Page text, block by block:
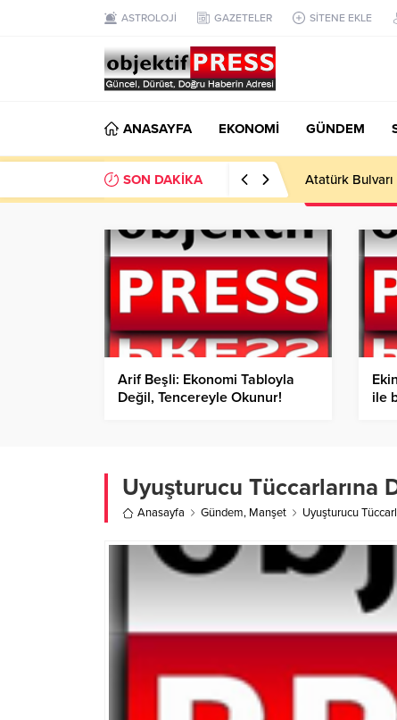
ASTROLOJİ GAZETELER SİTENE EKLE
ANASAYFA EKONOMİ GÜNDEM
SON DAKİKA Temmuzda
Arif Beşli: Ekonomi Tabloyla
Değil, Tencereyle Okunur!
ile
Uyuşturucu Tüccarlarına
Anasayfa Gündem, Manşet Uyuşturucu